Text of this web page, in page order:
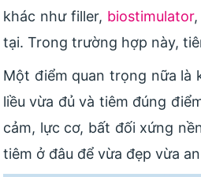
khác như filler, biostimulator
tại. Trong trường hợp này,
Một điểm quan trọng nữa là
liều vừa đủ và tiêm đúng
cảm, lực cơ, bất đối xứng
tiêm ở đâu để vừa đẹp vừa